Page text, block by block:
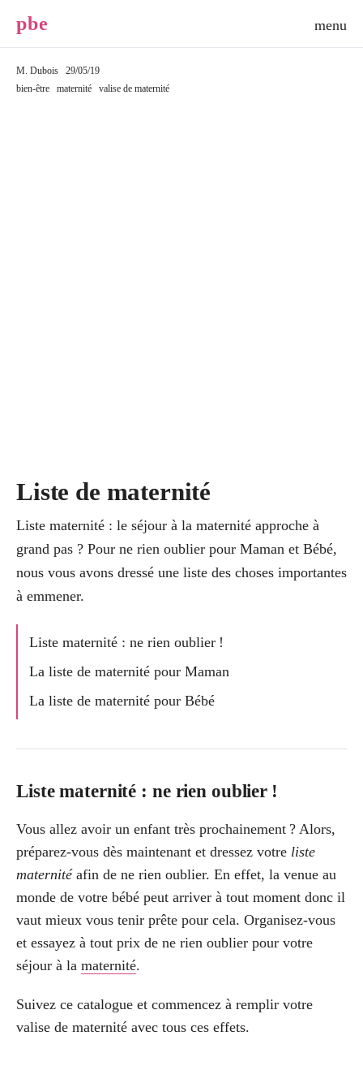
pbe
M. Dubois
29/05/19
bien-être
maternité valise de maternité
Liste de maternité
Liste maternité : le séjour à la maternité approche à
grand pas ? Pour ne rien oublier pour Maman et Bébé,
nous vous avons dressé une liste des choses importantes
à emmener.
Liste maternité : ne rien oublier !
La liste de maternité pour Maman
La liste de maternité pour Bébé
Liste maternité : ne rien oublier !
Vous allez avoir un enfant très prochainement ? Alors,
préparez-vous dès maintenant et dressez votre liste
maternitéafin de ne rien oublier. En effet, la venue au
monde de votre bébé peut arriver à tout moment donc il
vaut mieux vous tenir prête pour cela. Organisez-vous
et essayez à tout prix de ne rien oublier pour votre
séjour à la maternité.
Suivez ce catalogue et commencez à remplir votre
valise de maternité avec tous ces effets.